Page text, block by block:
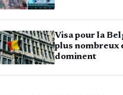
Visa pour la
plus nombreux
dominent